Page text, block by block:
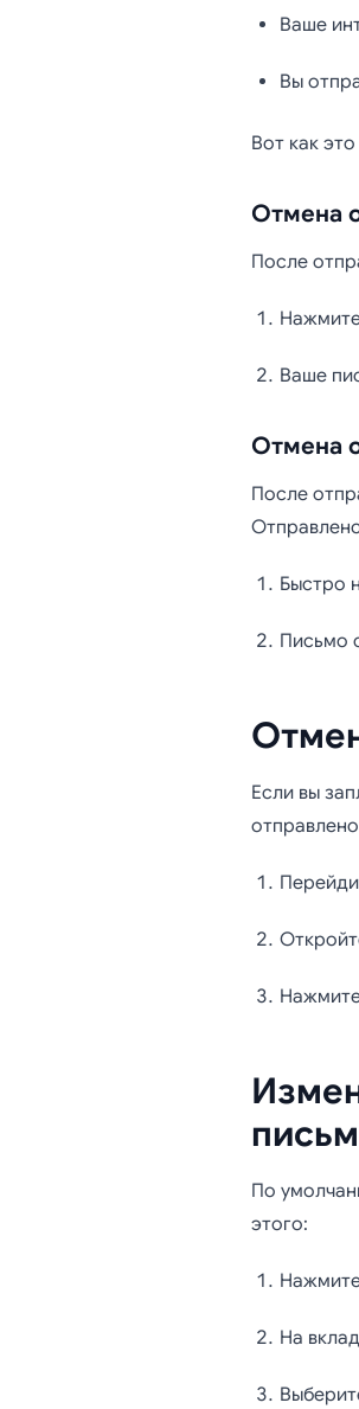
Ваше
Вы
Вот как
Отмена
После
Ваше
Отмена
После
Быстро
Письмо
Если вы
По
этого:
На